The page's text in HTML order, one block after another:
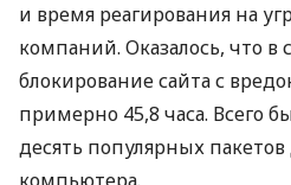
и время реагирования на
компаний. Оказалось, что в
блокирование сайта с
примерно 45,8 часа. Всего
десять популярных